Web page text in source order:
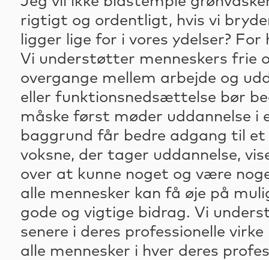
rigtigt og ordentligt, hvis vi
ligger lige for i vores ydelser?
Vi understøtter menneskers frie
overgange mellem arbejde og
eller funktionsnedsættelse bør
måske først møder uddannelse i
baggrund får bedre adgang til et
voksne, der tager uddannelse,
over at kunne noget og være
alle mennesker kan få øje på
gode og vigtige bidrag. Vi
senere i deres professionelle
alle mennesker i hver deres